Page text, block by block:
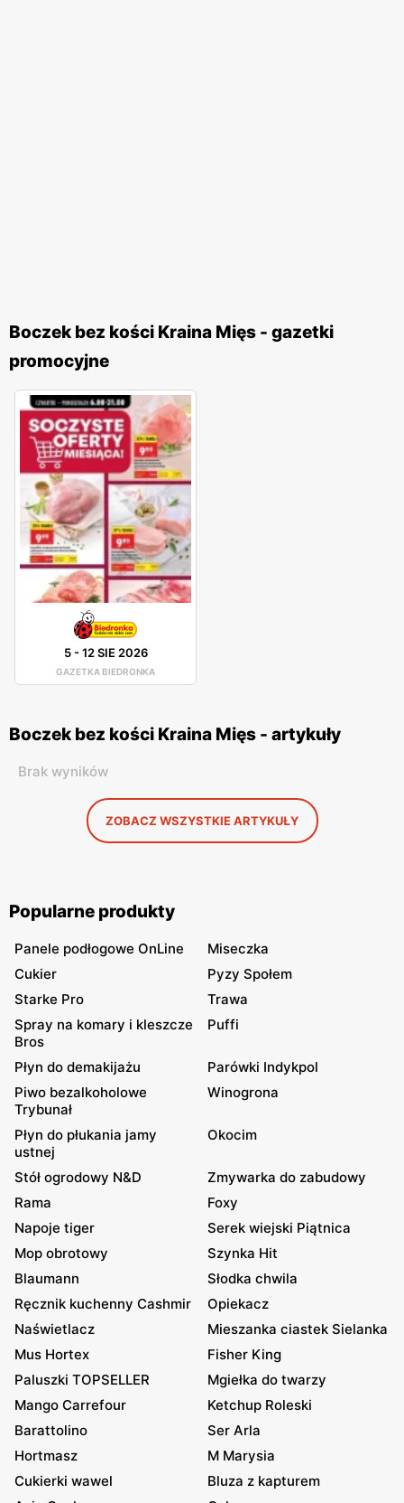
Boczek bez kości Kraina Mięs - gazetki
promocyjne
5-12 SIE 2026
GAZETKA BIEDRONKA
Boczek bez kości Kraina Mięs - artykuły
Brak wyników
ZOBACZ WSZYSTKIE ARTYKUŁY
Popularne produkty
Panele podłogowe OnLine
Miseczka
Cukier
Pyzy Społem
Starke Pro
Trawa
Spray na komary i kleszcze
Bros
Puffi
Płyn do demakijażu
Parówki Indykpol
Piwo bezalkoholowe
Trybunał
Winogrona
Płyn do płukania jamy
ustnej
Okocim
Stół ogrodowy N&D
Zmywarka do zabudowy
Rama
Foxy
Napoje tiger
Serek wiejski Piątnica
Mop obrotowy
Szynka Hit
Blaumann
Słodka chwila
Ręcznik kuchenny Cashmir
Opiekacz
Naświetlacz
Mieszanka ciastek Sielanka
Mus Hortex
Fisher King
Paluszki TOPSELLER
Mgiełka do twarzy
Mango Carrefour
Ketchup Roleski
Barattolino
Ser Arla
Hortmasz
M Marysia
Cukierki wawel
Bluza z kapturem